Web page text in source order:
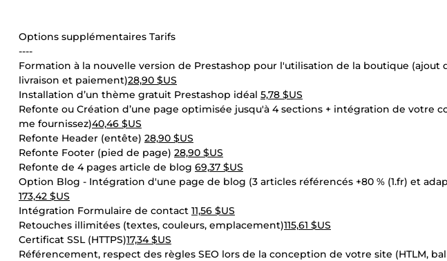
Options supplémentaires Tarifs
----
Formation à la nouvelle version de Prestashop pour l'utilisation de la boutique
livraison et paiement)28,90 $US
Installation d’un thème gratuit Prestashop idéal 5,78 $US
Refonte ou Création d’une page optimisée jusqu'à 4 sections + intégration de votre
me fournissez)40,46 $US
Refonte Header (entête) 28,90 $US
Refonte Footer (pied de page) 28,90 $US
Refonte de 4 pages article de blog 69,37 $US
Option Blog - Intégration d'une page de blog (3 articles référencés +80 % (1.fr) et
173,42 $US
Intégration Formulaire de contact 11,56 $US
Retouches illimitées (textes, couleurs, emplacement)115,61 $US
Certificat SSL (HTTPS)17,34 $US
Référencement, respect des règles SEO lors de la conception de votre site (HTLM,